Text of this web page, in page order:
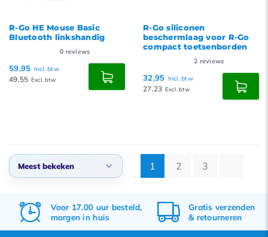
R-Go HE Mouse Basic
Bluetooth linkshandig
0 reviews
59,95 Incl. btw
49,55 Excl. btw
R-Go siliconen
beschermlaag voor R-Go
compact toetsenborden
2 reviews
32,95 Incl. btw
27,23 Excl. btw
Meest bekeken
Nieuwste producten
Laagste prijs
1 2 3
Voor 17.00 uur besteld,
morgen in huis
Gratisverzenden
&
retourneren